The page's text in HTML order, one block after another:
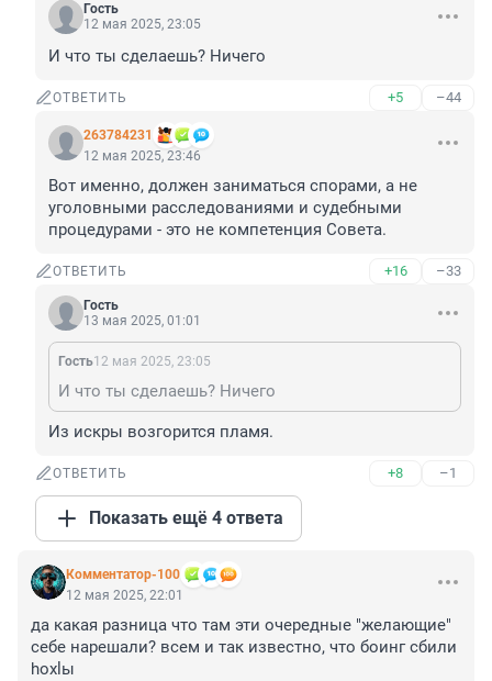
Гость
12 мая 2025, 23:05
И что ты сделаешь? Ничего
ОТВЕТИТЬ +5 –44
263784231
12 мая 2025, 23:46
Вот именно, должен заниматься спорами, а не
уголовными расследованиями и судебными
процедурами - это не компетенция Совета.
ОТВЕТИТЬ +16 –33
Гость
13 мая 2025, 01:01
Гость12 мая 2025, 23:05
И что ты сделаешь? Ничего
Из искры возгорится пламя.
ОТВЕТИТЬ +8 –1
Показать ещё 4 ответа
Комментатор-100
12 мая 2025, 22:01
да какая разница что там эти очередные "желающие"
себе нарешали? всем и так известно, что боинг сбили
hoxlы